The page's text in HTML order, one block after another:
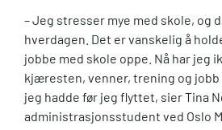
– Jeg stresser mye med skole, og
hverdagen. Det er vanskelig å
jobbe med skole oppe. Nå har jeg
kjæresten, venner, trening og jobb
jeg hadde før jeg flyttet, sier Tina
administrasjonsstudent ved Oslo